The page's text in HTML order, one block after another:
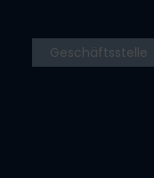
Geschäftsstelle